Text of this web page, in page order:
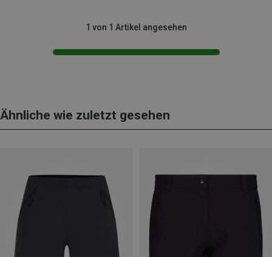
1 von 1 Artikel angesehen
Ähnliche wie zuletzt gesehen